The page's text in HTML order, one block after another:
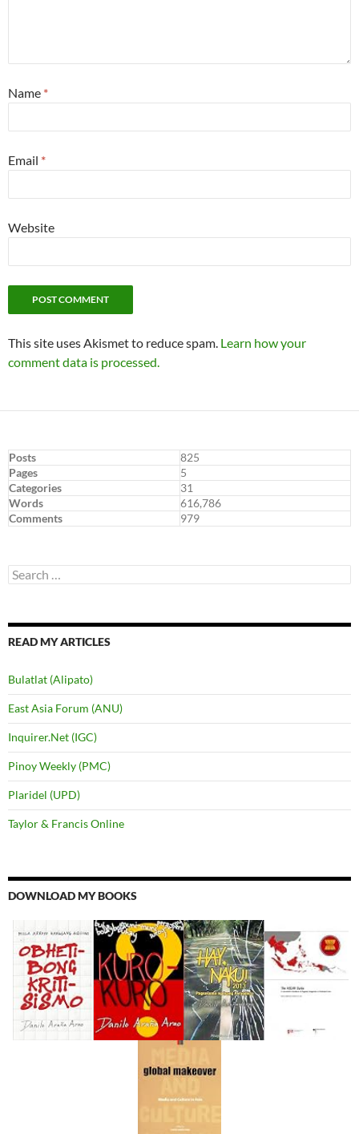
Name *
Email *
Website
This site uses Akismet to reduce spam. Learn how your
comment data is processed.
Posts
825
Pages
5
Categories
31
Words
616,786
Comments
979
Search
for:
READ MY ARTICLES
Bulatlat (Alipato)
East Asia Forum (ANU)
Inquirer.Net (IGC)
Pinoy Weekly (PMC)
Plaridel (UPD)
Taylor & Francis Online
DOWNLOAD MY BOOKS